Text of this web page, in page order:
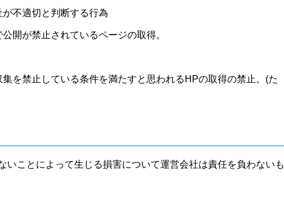
不適切と判断する行為
開が禁止されているページの取得。
を禁止している条件を満たすと思われるHPの取得の禁止。(た
いことによって生じる損害について運営会社は責任を負わないも